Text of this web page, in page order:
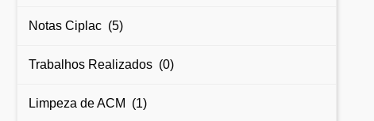
Notas Ciplac (5)
Trabalhos Realizados (0)
Limpeza de ACM (1)